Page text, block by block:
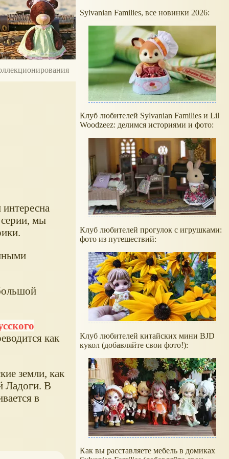
мы
как
земли, как
Ладоги. В
в
Sylvanian Families, все новинки 2026:
Клуб любителей Sylvanian Families и Lil
Woodzeez: делимся историями и фото:
Клуб любителей прогулок с игрушками:
фото из путешествий:
Клуб любителей китайских мини BJD
кукол (добавляйте свои фото!):
Как вы расставляете мебель в домиках